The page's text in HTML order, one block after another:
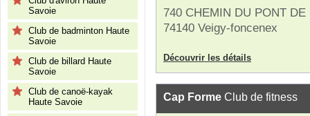
Savoie
Club de badminton Haute
Savoie
Club de billard Haute
Savoie
Club de canoë-kayak
Haute Savoie
740 CHEMIN DU PONT DE
74140 Veigy-foncenex
Découvrir les détails
Cap Forme Club de fitness